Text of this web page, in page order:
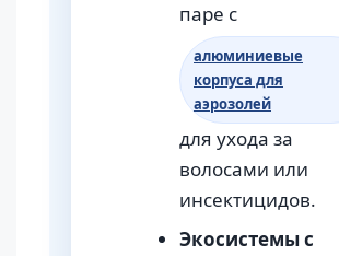
паре с
алюминиевые
корпуса для
аэрозолей
для ухода за
волосами или
инсектицидов.
Экосистемы с